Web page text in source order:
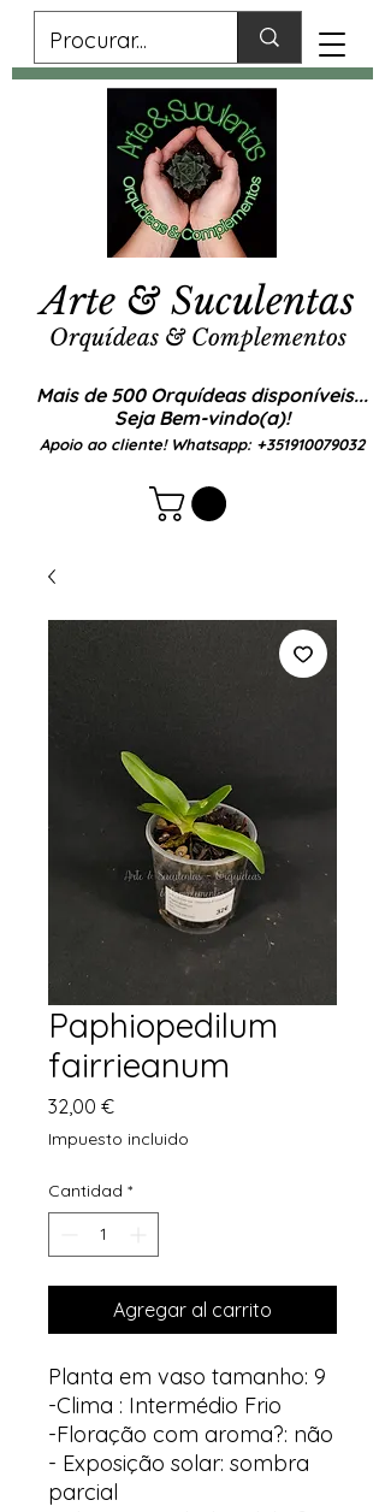
Mais de 500 Orquídeas disponíveis...
Seja Bem-vindo(a)!
Apoio ao cliente! Whatsapp: +351910079032
Arte & Suculentas
Orquídeas & Complementos
Paphiopedilum
fairrieanum
32,00 €Precio
Impuesto incluido
Cantidad *
Agregar al carrito
Planta em vaso tamanho: 9
-Clima : Intermédio Frio
-Floração com aroma?: não
- Exposição solar: sombra
parcial